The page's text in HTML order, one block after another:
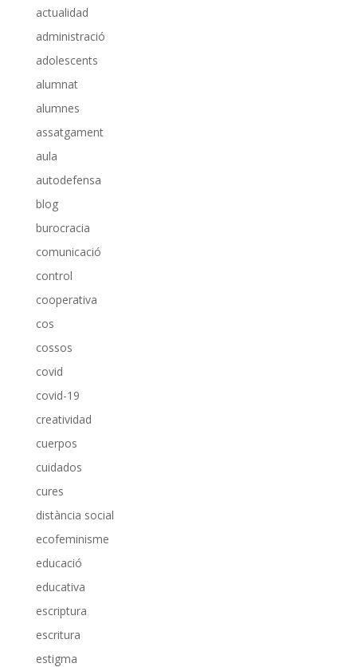
actualidad
administració
adolescents
alumnat
alumnes
assatgament
aula
autodefensa
blog
burocracia
comunicació
control
cooperativa
cos
cossos
covid
covid-19
creatividad
cuerpos
cuidados
cures
distància social
ecofeminisme
educació
educativa
escriptura
escritura
estigma